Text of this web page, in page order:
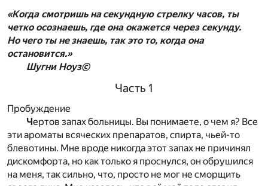
«Когда смотришь на секундную стрелку часов, ты
четко осознаешь, где она окажется через секунду.
Но чего ты не знаешь, так это то, когда она
остановится.»
Шугни Ноуз©
Часть 1
Пробуждение
Чертов запах больницы. Вы понимаете, о чем я? Все
эти ароматы всяческих препаратов, спирта, чьей-то
блевотины. Мне вроде никогда этот запах не причинял
дискомфорта, но как только я проснулся, он обрушился
на меня, так сильно, что, просто не мог не сморщить